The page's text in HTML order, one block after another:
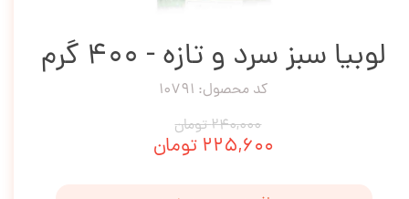
لوبیا سبز سرد و تازه - 400 گرم
کد محصول: 10791
۲۴۰,۰۰۰ تومان
۲۲۵,۶۰۰ تومان